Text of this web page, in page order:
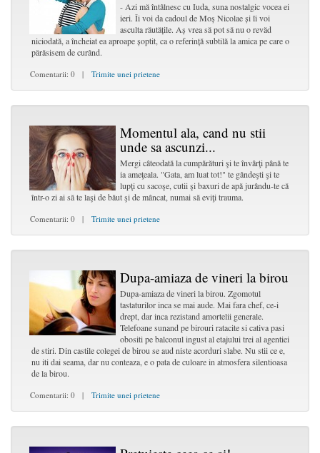
- Azi mă întâlnesc cu Iuda, suna nostalgic vocea ei
ieri. Îi voi da cadoul de Moș Nicolae și îi voi
asculta răutățile. Aș vrea să pot să nu o revăd
niciodată, a încheiat ea aproape șoptit, ca o referință subtilă la amica pe care o
părăsisem de curând.
Comentarii: 0 | Trimite unei prietene
Momentul ala, cand nu stii
unde sa ascunzi...
Mergi câteodată la cumpărături şi te învârţi până te
ia ameţeala. "Gata, am luat tot!" te gândeşti şi te
lupţi cu sacoşe, cutii şi baxuri de apă jurându-te că
într-o zi ai să te laşi de băut şi de mâncat, numai să eviţi trauma.
Comentarii: 0 | Trimite unei prietene
Dupa-amiaza de vineri la birou
Dupa-amiaza de vineri la birou. Zgomotul
tastaturilor inca se mai aude. Mai fara chef, ce-i
drept, dar inca rezistand amortelii generale.
Telefoane sunand pe birouri ratacite si cativa pasi
obositi pe balconul ingust al etajului trei al agentiei
de stiri. Din castile colegei de birou se aud niste acorduri slabe. Nu stii ce e,
nu iti dai seama, dar nu conteaza, e o pata de culoare in atmosfera silentioasa
de la birou.
Comentarii: 0 | Trimite unei prietene